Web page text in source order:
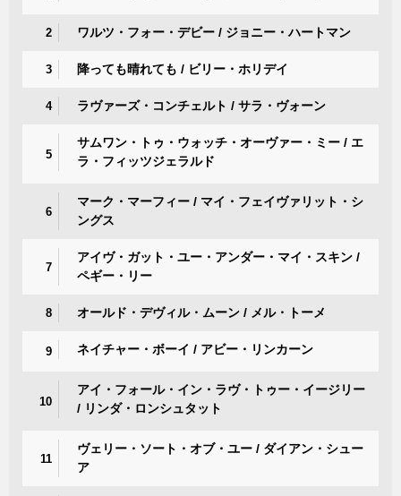
2 ワルツ・フォー・デビー / ジョニー・ハートマン
3 降っても晴れても / ビリー・ホリデイ
4 ラヴァーズ・コンチェルト / サラ・ヴォーン
5
サムワン・トゥ・ウォッチ・オーヴァー・ミー / エ
ラ・フィッツジェラルド
6
マーク・マーフィー / マイ・フェイヴァリット・シ
ングス
7
アイヴ・ガット・ユー・アンダー・マイ・スキン /
ペギー・リー
8 オールド・デヴィル・ムーン / メル・トーメ
9 ネイチャー・ボーイ / アビー・リンカーン
10
アイ・フォール・イン・ラヴ・トゥー・イージリー
/ リンダ・ロンシュタット
11
ヴェリー・ソート・オブ・ユー / ダイアン・シュー
ア